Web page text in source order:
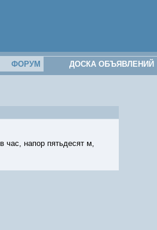
ФОРУМ ДОСКА ОБЪЯВЛЕНИЙ
час, напор пятьдесят м,